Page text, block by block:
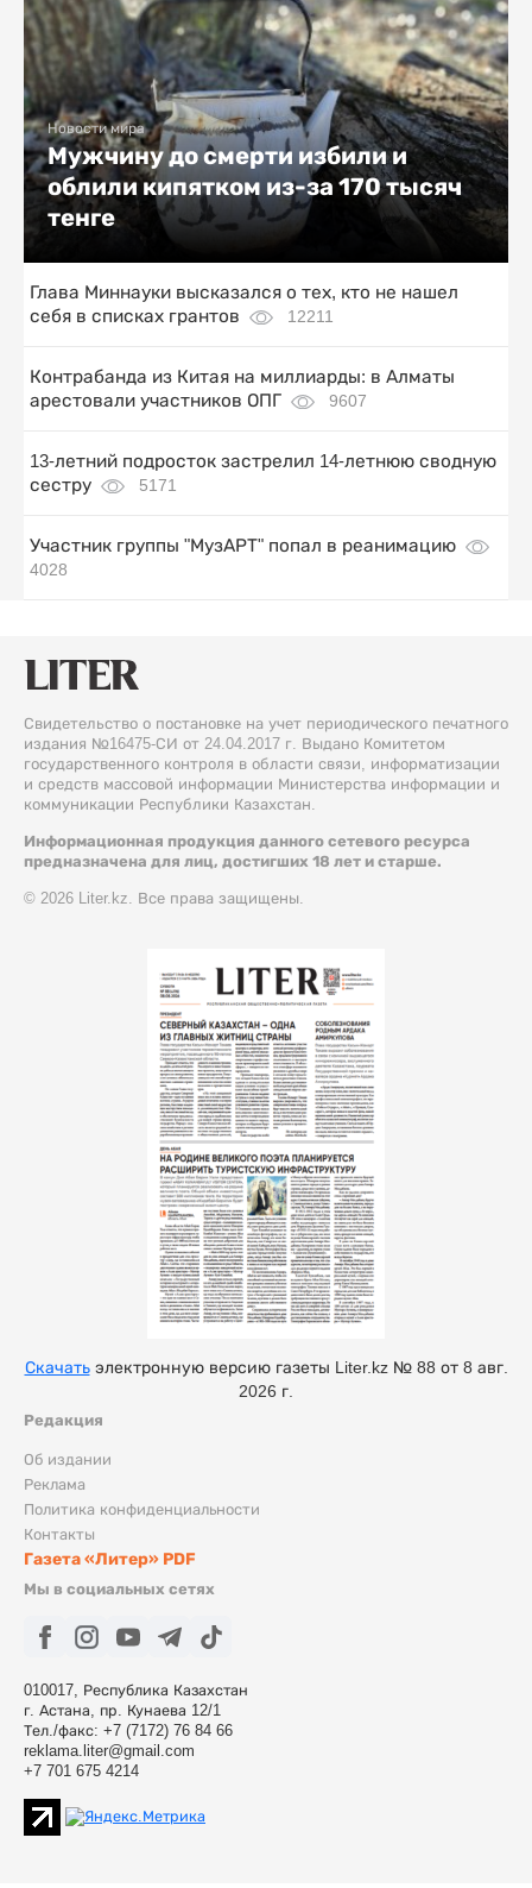
Новости мира
Мужчину до смерти избили и
облили кипятком из-за 170 тысяч
тенге
Глава Миннауки высказался о тех, кто не нашел
себя в списках грантов
12211
Контрабанда из Китая на миллиарды: в Алматы
арестовали участников ОПГ
9607
13-летний подросток застрелил 14-летнюю сводную
сестру
5171
Участник группы "МузАРТ" попал в реанимацию
4028
Свидетельство о постановке на учет периодического печатного
издания №16475-СИ от 24.04.2017 г. Выдано Комитетом
государственного контроля в области связи, информатизации
и средств массовой информации Министерства информации и
коммуникации Республики Казахстан.
Информационная продукция данного сетевого ресурса
предназначена для лиц, достигших 18 лет и старше.
© 2026 Liter.kz. Все права защищены.
Редакция
Об издании
Реклама
Политика конфиденциальности
Контакты
Газета «Литер» PDF
Мы в социальных сетях
010017, Республика Казахстан
г. Астана, пр. Кунаева 12/1
Тел./факс: +7 (7172) 76 84 66
reklama.liter@gmail.com
+7 701 675 4214
Скачатьэлектронную версию газеты Liter.kz № 88 от 8 авг.
2026 г.